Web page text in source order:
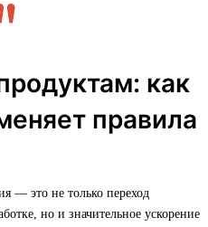
как
правила
— это не только переход
но и значительное ускорение